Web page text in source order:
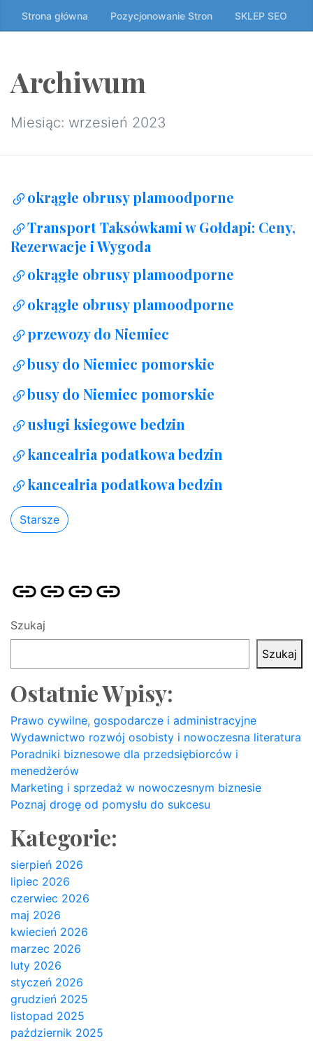
Przeskocz
do
Strona główna Pozycjonowanie Stron SKLEP SEO
Archiwum
Miesiąc: wrzesień 2023
okrągłe obrusy plamoodporne
Transport Taksówkami w Gołdapi: Ceny,
Rezerwacje i Wygoda
okrągłe obrusy plamoodporne
okrągłe obrusy plamoodporne
przewozy do Niemiec
busy do Niemiec pomorskie
busy do Niemiec pomorskie
usługi ksiegowe bedzin
kancealria podatkowa bedzin
kancealria podatkowa bedzin
Starsze
Strona
główna
Pozycjonowanie
Stron
SKLEP
SEO
BLOG
Szukaj
Szukaj
Ostatnie Wpisy:
Prawo cywilne, gospodarcze i administracyjne
Wydawnictwo rozwój osobisty i nowoczesna literatura
Poradniki biznesowe dla przedsiębiorców i
menedżerów
Marketing i sprzedaż w nowoczesnym biznesie
Poznaj drogę od pomysłu do sukcesu
Kategorie:
sierpień 2026
lipiec 2026
czerwiec 2026
maj 2026
kwiecień 2026
marzec 2026
luty 2026
styczeń 2026
grudzień 2025
listopad 2025
październik 2025